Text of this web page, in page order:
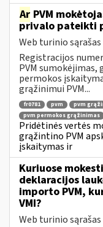
Ar PVM
privalo pateikti
Web turinio sąrašas
Registracijos
PVM sumokėjimas,
permokos
grąžinimui PVM...
fr0781 pvm pvm
pvm permokos grąžinimas
Pridėtinės vertės
grąžintino PVM
įskaitymas ir
Kuriuose
deklaracijos
importo PVM,
VMI?
Web turinio sąrašas